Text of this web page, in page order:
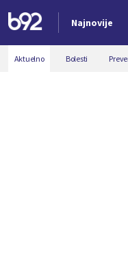
Najnovije
Nova vest
Aktuelno Bolesti